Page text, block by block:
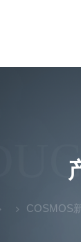
COSMOS